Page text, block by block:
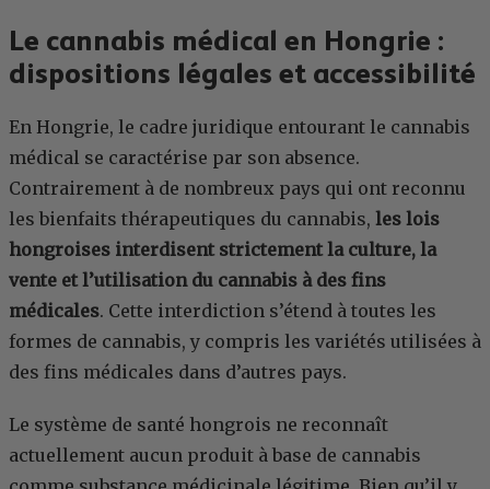
Le cannabis médical en Hongrie :
dispositions légales et accessibilité
En Hongrie, le cadre juridique entourant le cannabis
médical se caractérise par son absence.
Contrairement à de nombreux pays qui ont reconnu
les bienfaits thérapeutiques du cannabis, les lois
hongroises interdisent strictement la culture, la
vente et l’utilisation du cannabis à des fins
médicales. Cette interdiction s’étend à toutes les
formes de cannabis, y compris les variétés utilisées à
des fins médicales dans d’autres pays.
Le système de santé hongrois ne reconnaît
actuellement aucun produit à base de cannabis